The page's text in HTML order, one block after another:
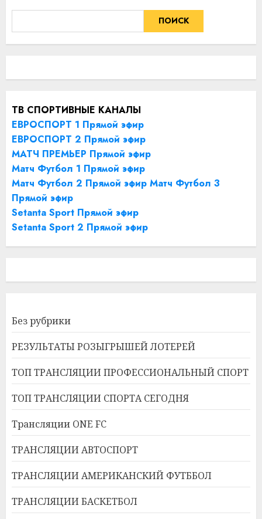
ПОИСК
ТВ СПОРТИВНЫЕ КАНАЛЫ
ЕВРОСПОРТ 1 Прямой эфир
ЕВРОСПОРТ 2 Прямой эфир
МАТЧ ПРЕМЬЕР Прямой эфир
Матч Футбол 1 Прямой эфир
Матч Футбол 2 Прямой эфир Матч Футбол 3
Прямой эфир
Setanta Sport Прямой эфир
Setanta Sport 2 Прямой эфир
Без рубрики
РЕЗУЛЬТАТЫ РОЗЫГРЫШЕЙ ЛОТЕРЕЙ
ТОП ТРАНСЛЯЦИИ ПРОФЕССИОНАЛЬНЫЙ СПОРТ
ТОП ТРАНСЛЯЦИИ СПОРТА СЕГОДНЯ
Трансляции ONE FC
ТРАНСЛЯЦИИ АВТОСПОРТ
ТРАНСЛЯЦИИ АМЕРИКАНСКИЙ ФУТББОЛ
ТРАНСЛЯЦИИ БАСКЕТБОЛ